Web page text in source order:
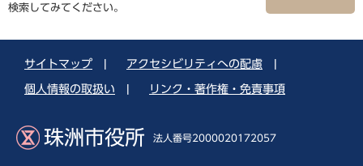
検索してみてください。
サイトマップ アクセシビリティへの配慮
個人情報の取扱い リンク・著作権・免責事項
珠洲市役所 法人番号2000020172057